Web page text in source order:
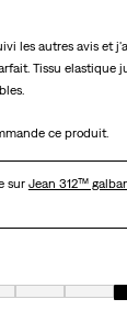
les autres avis et
Tissu elastique
ce produit.
sur Jean 312™
1 est égal à Très